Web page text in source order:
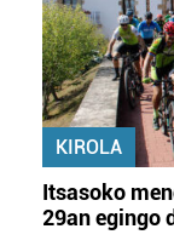
KIROLA
Itsasoko
29an egingo